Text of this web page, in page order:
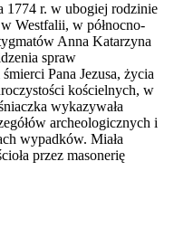
1774 r. w ubogiej rodzinie
Westfalii, w północno-
Anna Katarzyna
spraw
Pana Jezusa, życia
kościelnych, w
wykazywała
archeologicznych i
wypadków. Miała
przez masonerię